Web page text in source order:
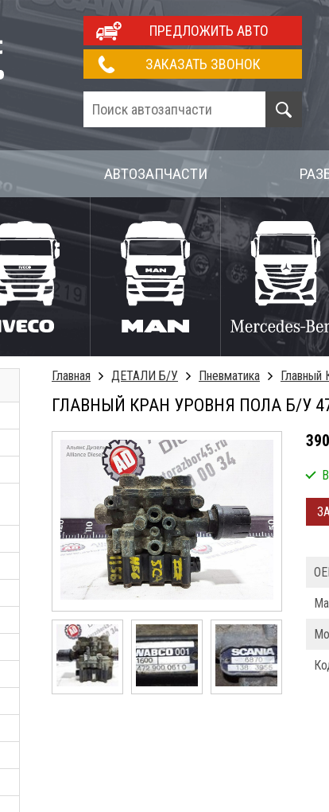
ПРЕДЛОЖИТЬ АВТО
ЗАКАЗАТЬ ЗВОНОК
АВТОЗАПЧАСТИ
Главная ДЕТАЛИ Б/У Пневматика Главный
ГЛАВНЫЙ КРАН УРОВНЯ ПОЛА Б/У